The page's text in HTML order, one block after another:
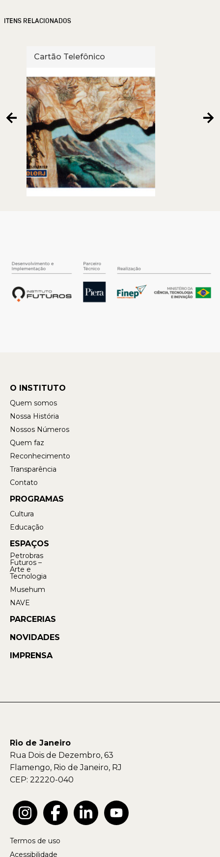
ITENS RELACIONADOS
Cartão Telefônico
O INSTITUTO
Quem somos
Nossa História
Nossos Números
Quem faz
Reconhecimento
Transparência
Contato
PROGRAMAS
Cultura
Educação
ESPAÇOS
Petrobras
Futuros –
Arte e
Tecnologia
Musehum
NAVE
PARCERIAS
NOVIDADES
IMPRENSA
Rio de Janeiro
Rua Dois de Dezembro, 63
Flamengo, Rio de Janeiro, RJ
CEP: 22220-040
Termos de uso
Acessibilidade